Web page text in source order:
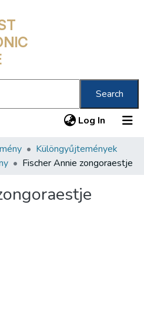
Search
Log In (current)
Különgyűjtemények
Fischer Annie zongoraestje